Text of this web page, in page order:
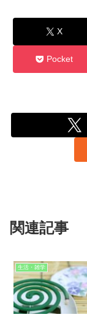
X
Pocket
関連記事
生活・雑学